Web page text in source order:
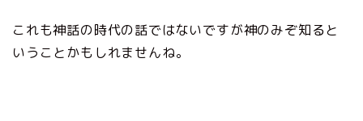
これも神話の時代の話ではないですが神のみぞ知ると
いうことかもしれませんね。